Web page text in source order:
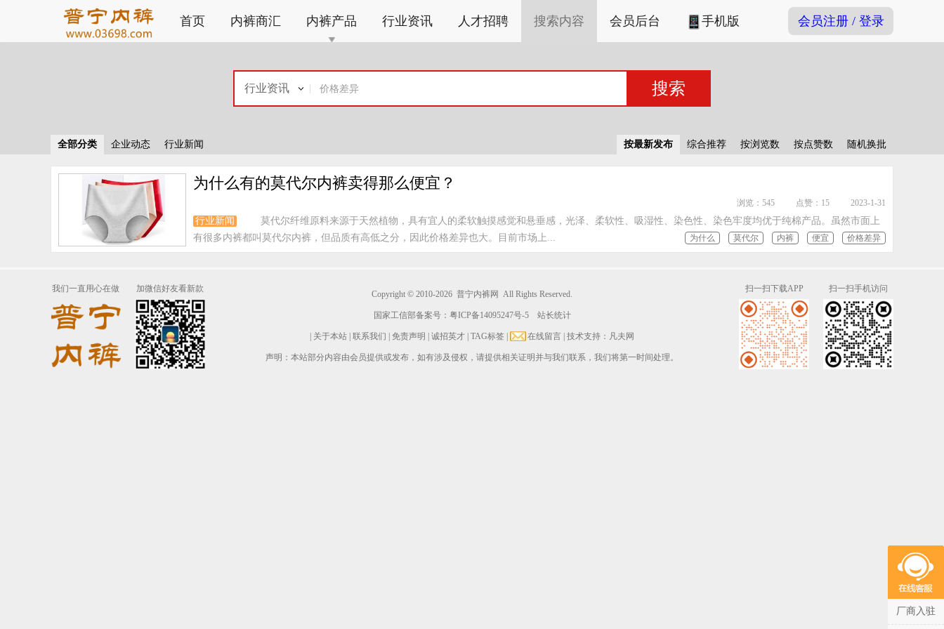
首页 内裤商汇 内裤产品 行业资讯 人才招聘 搜索内容 会员后台 手机版 会员注册 / 登录
行业资讯
全部分类 企业动态 行业新闻 按最新发布 综合推荐 按浏览数 按点赞数 随机换批
浏览：545 点赞：15 2023-1-31
为什么有的莫代尔内裤卖得那么便宜？
行业新闻
莫代尔纤维原料来源于天然植物，具有宜人的柔软触摸感觉和悬垂感，光泽、柔软性、吸湿性、染色性、染色牢度均优于纯棉产品。虽然市面上
有很多内裤都叫莫代尔内裤，但品质有高低之分，因此价格差异也大。目前市场上...
为什么 莫代尔 内裤 便宜 价格差异
Copyright © 2010-2026 普宁内裤网 All Rights Reserved.
国家工信部备案号： 粤ICP备14095247号-5 站长统计
关于本站 联系我们 免责声明 诚招英才 TAG标签 在线留言 | 技术支持：凡夫网
声明：本站部分内容由会员提供或发布，如有涉及侵权，请提供相关证明并与我们联系，我们将第一时间处理。
我们一直用心在做 加微信好友看新款 扫一扫手机访问
扫一扫下载APP
厂商入驻